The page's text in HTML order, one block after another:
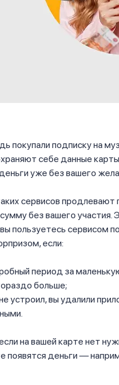
покупали подписку на
себе данные
уже без вашего
сервисов
без вашего
пользуетесь сервисом
если:
период за
больше;
устроил, вы удалили
на вашей карте нет
появятся деньги —